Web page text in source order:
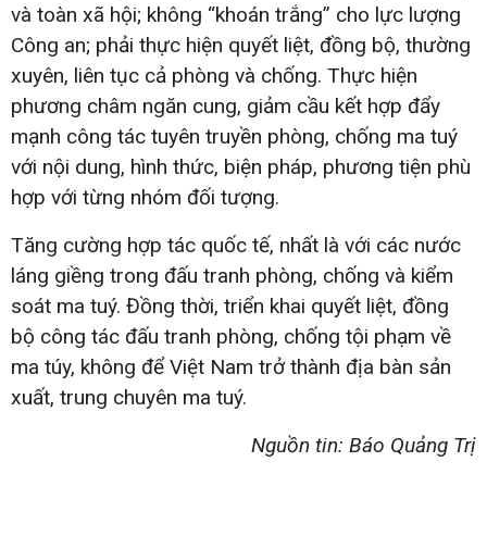
và toàn xã hội; không “khoán trắng” cho lực lượng
Công an; phải thực hiện quyết liệt, đồng bộ, thường
xuyên, liên tục cả phòng và chống. Thực hiện
phương châm ngăn cung, giảm cầu kết hợp đẩy
mạnh công tác tuyên truyền phòng, chống ma tuý
với nội dung, hình thức, biện pháp, phương tiện phù
hợp với từng nhóm đối tượng.
Tăng cường hợp tác quốc tế, nhất là với các nước
láng giềng trong đấu tranh phòng, chống và kiểm
soát ma tuý. Đồng thời, triển khai quyết liệt, đồng
bộ công tác đấu tranh phòng, chống tội phạm về
ma túy, không để Việt Nam trở thành địa bàn sản
xuất, trung chuyên ma tuý.
Nguồn tin: Báo Quảng Trị